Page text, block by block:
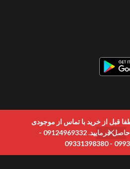
قبل از خرید با تماس از موجودی
و قیمت ها اطمینان حاصل فرمایید. 09124969332 -